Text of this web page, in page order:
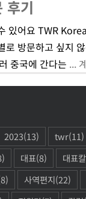
후기
있어요 TWR
로 방문하고 싶지
중국에 간다는 ...
2023(13) twr(11)
대표(8) 대표
사역편지(22)